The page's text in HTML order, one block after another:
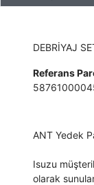
DEBRİYAJ
Referans
ANT Yedek
Isuzu
olarak